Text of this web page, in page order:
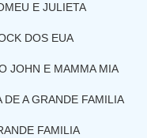
E JULIETA
DOS EUA
JOHN E MAMMA MIA
A GRANDE FAMILIA
FAMILIA